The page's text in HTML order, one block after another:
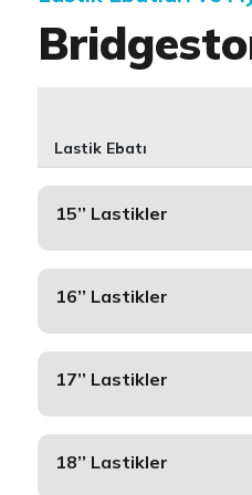
Lastik Ebatı
15’’ Lastikler
16’’ Lastikler
17’’ Lastikler
18’’ Lastikler